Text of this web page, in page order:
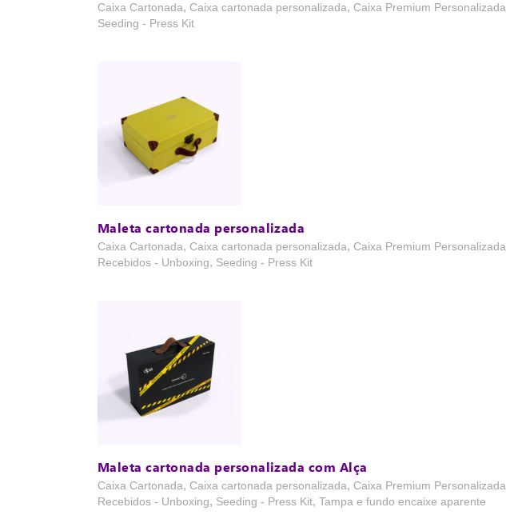
Caixa Cartonada, Caixa cartonada personalizada, Caixa Premium Personalizada
Seeding - Press Kit
Maleta cartonada personalizada
Caixa Cartonada, Caixa cartonada personalizada, Caixa Premium Personalizada
Recebidos - Unboxing, Seeding - Press Kit
Maleta cartonada personalizada com Alça
Caixa Cartonada, Caixa cartonada personalizada, Caixa Premium Personalizada
Recebidos - Unboxing, Seeding - Press Kit, Tampa e fundo encaixe aparente